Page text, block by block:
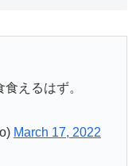
えるはず。
March 17, 2022